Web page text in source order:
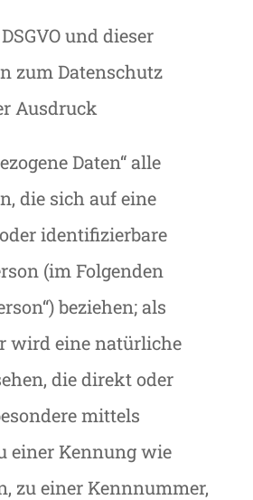
und dieser
zum Datenschutz
Ausdruck
Daten“ alle
die sich auf eine
identifizierbare
(im Folgenden
beziehen; als
wird eine natürliche
die direkt oder
mittels
einer Kennung wie
zu einer Kennnummer,